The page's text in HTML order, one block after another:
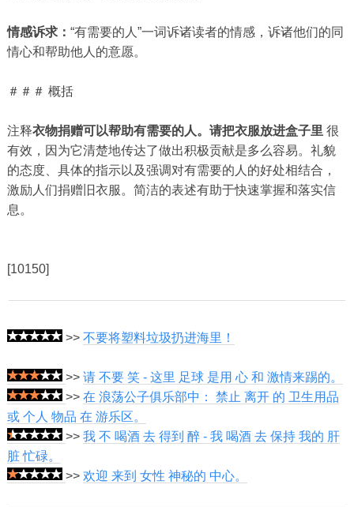
情感诉求： “有需要的人”一词诉诸读者的情感，诉诸他们的同
情心和帮助他人的意愿。
＃＃＃ 概括
注释衣物捐赠可以帮助有需要的人。请把衣服放进盒子里 很
有效，因为它清楚地传达了做出积极贡献是多么容易。礼貌
的态度、具体的指示以及强调对有需要的人的好处相结合，
激励人们捐赠旧衣服。简洁的表述有助于快速掌握和落实信
息。
[10150]
>> 不要将塑料垃圾扔进海里！
>> 请 不要 笑 - 这里 足球 是用 心 和 激情来踢的。
>> 在 浪荡公子俱乐部中： 禁止 离开 的 卫生用品
或 个人 物品 在 游乐区。
>> 我 不 喝酒 去 得到 醉 - 我 喝酒 去 保持 我的 肝
脏 忙碌。
>> 欢迎 来到 女性 神秘的 中心。